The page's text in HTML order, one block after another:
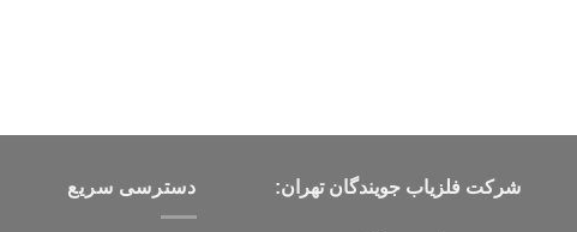
شرکت فلزیاب جویندگان تهران: دسترسی سریع